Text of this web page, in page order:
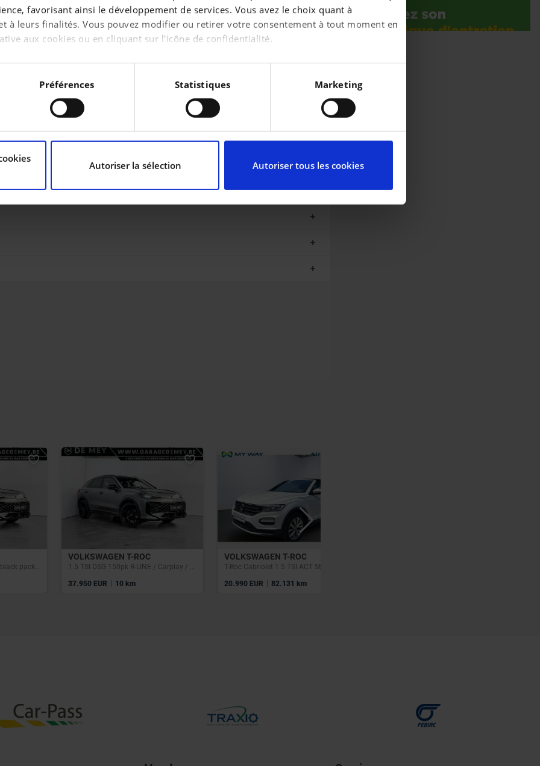
favorisant ainsi le développement de services. Vous avez le choix quant à
à leurs finalités. Vous pouvez modifier ou retirer votre consentement à tout moment en
aux cookies ou en cliquant sur l'icône de confidentialité.
également :
sur votre localisation géographique qui peuvent être précises à plusieurs mètres
en l'analysant activement pour en relever les caractéristiques spécifiques (empreintes
de vos données personnelles et définir vos préférences, reportez-vous à la
modifier ou retirer votre consentement à tout moment à partir de la déclaration sur
personnaliser le contenu et les annonces, d’offrir des fonctionnalités relatives aux
notre trafic. Nous partageons également des informations sur l’utilisation de notre site
fournies ou qu’ils ont collectées lors de votre utilisation de leurs services.
Préférences Statistiques Marketing
Autoriser la sélection Autoriser tous les cookies
TRANSMISSION
Manuelle
Blanc
INTÉRIEUR
Tissu
MÉTALLISÉ
Oui
1.5 TSI DSG 150pk R-Line / black pack / Carplay / Camera / ACC / Zetelverwarming
VOLKSWAGEN T-ROC
1.5 TSI DSG 150pk R-LINE / Carplay / Camera / ACC / Zetelverwarming
37.950 EUR | 10 km
VOLKSWAGEN T-ROC
T-Roc Cabriolet 1.5 TSI ACT Style OPF
20.990 EUR | 82.131 km